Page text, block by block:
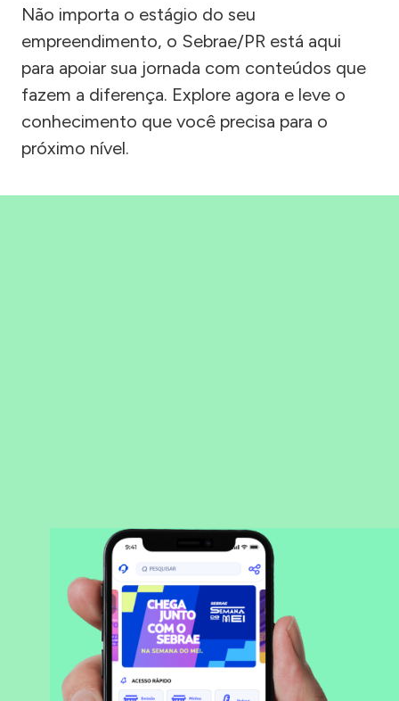
Não importa o estágio do seu
empreendimento, o Sebrae/PR está aqui
para apoiar sua jornada com conteúdos que
fazem a diferença. Explore agora e leve o
conhecimento que você precisa para o
próximo nível.